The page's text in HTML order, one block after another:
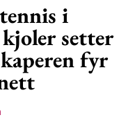
i
setter
fyr